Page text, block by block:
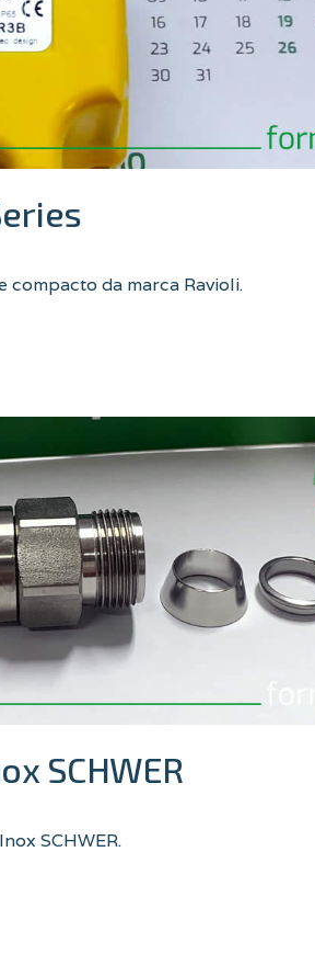
compacto da marca Ravioli.
SCHWER
SCHWER.